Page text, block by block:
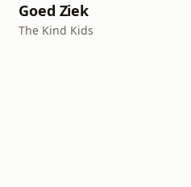
Goed Ziek
The Kind Kids